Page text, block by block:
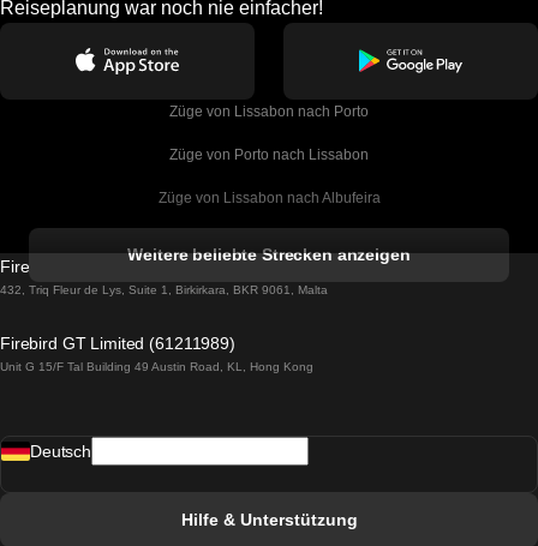
Reiseplanung war noch nie einfacher!
Züge von Lissabon nach Porto
Züge von Porto nach Lissabon
Züge von Lissabon nach Albufeira
Züge von Lissabon nach Lagos
Züge von Lissabon nach Madrid
Weitere beliebte Strecken anzeigen
Firebird GT Limited (OC 1451)
432, Triq Fleur de Lys, Suite 1, Birkirkara, BKR 9061, Malta
Firebird GT Limited (61211989)
Unit G 15/F Tal Building 49 Austin Road, KL, Hong Kong
Deutsch
Hilfe & Unterstützung